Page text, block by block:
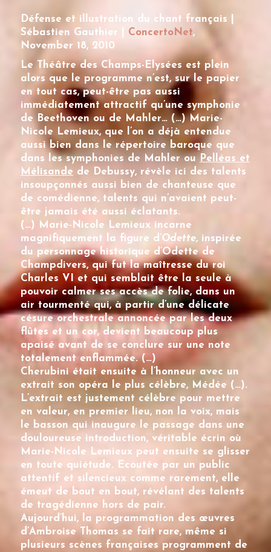
Défense et illustration du chant français |
Sébastien Gauthier |
ConcertoNet,
November 18, 2010
Le Théâtre des Champs-Elysées est plein
alors que le programme n’est, sur le papier
en tout cas, peut-être pas aussi
immédiatement attractif qu’une symphonie
de Beethoven ou de Mahler… (…)Marie-
Nicole Lemieux, que l’on a déjà entendue
aussi bien dans le répertoire baroque que
dans les symphonies de Mahler ou Pelléas et
Mélisande de Debussy, révèle ici des talents
insoupçonnés aussi bien de chanteuse que
de comédienne, talents qui n’avaient peut-
être jamais été aussi éclatants.
(…)
Marie-Nicole Lemieux incarne
magnifiquement la figure d’Odette, inspirée
du personnage historique d’Odette de
Champdivers, qui fut la maîtresse du roi
Charles VI et qui semblait être la seule à
pouvoir calmer ses accès de folie, dans un
air tourmenté qui, à partir d’une délicate
césure orchestrale annoncée par les deux
flûtes et un cor, devient beaucoup plus
apaisé avant de se conclure sur une note
totalement enflammée. (…)
Cherubini était ensuite à l’honneur avec un
extrait son opéra le plus célèbre, Médée (…).
L’extrait est justement célèbre pour mettre
en valeur, en premier lieu, non la voix, mais
le basson qui inaugure le passage dans une
douloureuse introduction, véritable écrin où
Marie-Nicole Lemieux peut ensuite se glisser
en toute quiétude. Ecoutée par un public
attentif et silencieux comme rarement, elle
émeut de bout en bout, révélant des talents
de tragédienne hors de pair.
Aujourd’hui, la programmation des œuvres
d’Ambroise Thomas se fait rare, même si
plusieurs scènes françaises programment de